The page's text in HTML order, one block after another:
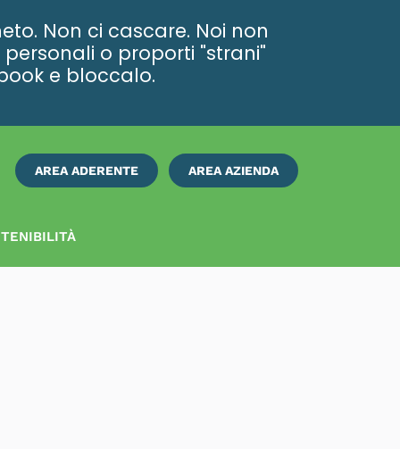
Non ci cascare. Noi non
o proporti "strani"
e bloccalo.
AREA ADERENTE AREA AZIENDA
ISCRIVITI